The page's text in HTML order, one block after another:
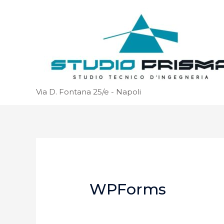
Via D. Fontana 25/e - Napoli
WPForms